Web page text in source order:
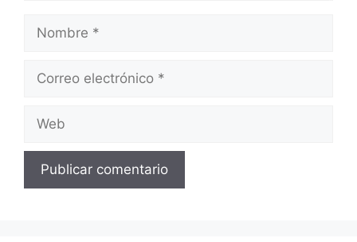
electrónico